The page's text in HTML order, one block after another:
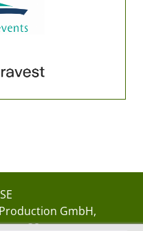
GmbH
38